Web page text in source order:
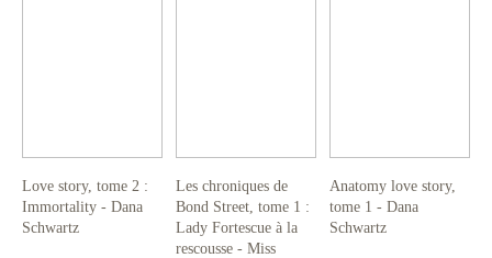
Love story, tome 2 :
Immortality - Dana
Schwartz
Les chroniques de
Bond Street, tome 1 :
Lady Fortescue à la
rescousse - Miss
Anatomy love story,
tome 1 - Dana
Schwartz